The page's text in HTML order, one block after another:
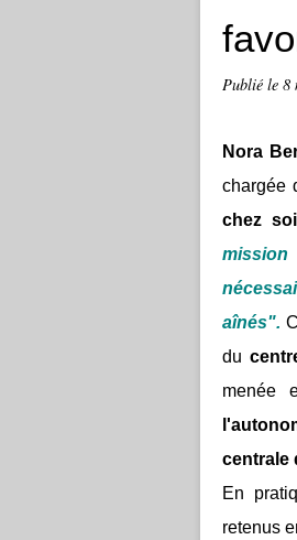
Publié le 8
Nora
chargée
chez
aînés".
du
menée
centrale
En
retenus